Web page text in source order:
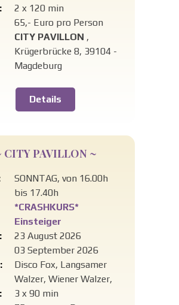
2 x 120 min
65,- Euro pro Person
CITY PAVILLON ,
Krügerbrücke 8, 39104 -
Magdeburg
Details
CITY PAVILLON ~
SONNTAG, von 16.00h
bis 17.40h
*CRASHKURS*
Einsteiger
23 August 2026
03 September 2026
Disco Fox, Langsamer
Walzer, Wiener Walzer,
3 x 90 min